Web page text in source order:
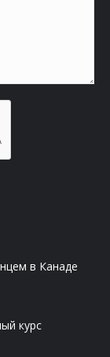
в Канаде
курс